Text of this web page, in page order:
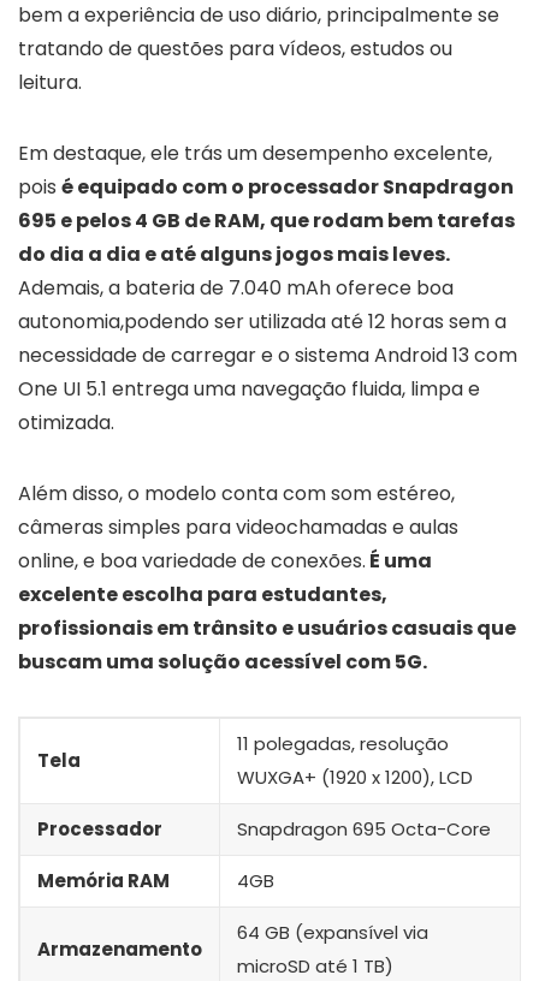
bem a experiência de uso diário, principalmente se
tratando de questões para vídeos, estudos ou
leitura.
Em destaque, ele trás um desempenho excelente,
pois é equipado com o processador Snapdragon
695 e pelos 4 GB de RAM, que rodam bem tarefas
do dia a dia e até alguns jogos mais leves.
Ademais, a bateria de 7.040 mAh oferece boa
autonomia,podendo ser utilizada até 12 horas sem a
necessidade de carregar e o sistema Android 13 com
One UI 5.1 entrega uma navegação fluida, limpa e
otimizada.
Além disso, o modelo conta com som estéreo,
câmeras simples para videochamadas e aulas
online, e boa variedade de conexões. É uma
excelente escolha para estudantes,
profissionais em trânsito e usuários casuais que
buscam uma solução acessível com 5G.
Tela
11 polegadas, resolução
WUXGA+ (1920 x 1200), LCD
Processador Snapdragon 695 Octa-Core
Memória RAM 4GB
Armazenamento
64 GB (expansível via
microSD até 1 TB)